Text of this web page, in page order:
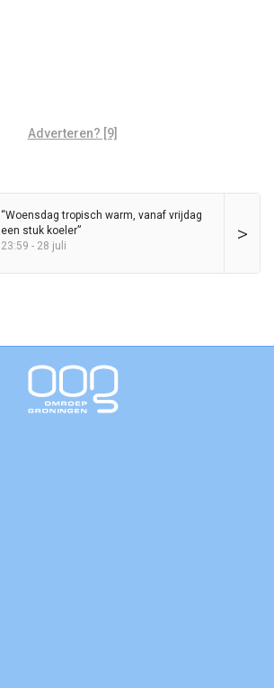
Adverteren? [9]
>
“Woensdag tropisch warm, vanaf vrijdag
een stuk koeler”
23:59 - 28 juli